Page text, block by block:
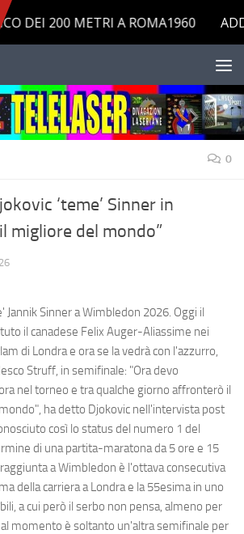
0
‘teme’ Sinner in
migliore del mondo”
Jannik Sinner a Wimbledon 2026. Oggi il
il canadese Felix Auger-Aliassime nei
di Londra e ora se la vedrà con l'azzurro,
Struff, in semifinale: "Ora devo
nel torneo e tra qualche giorno affronterò il
ha detto Djokovic nell'intervista post
così lo status del numero 1 del
di una partita-maratona da 5 ore e 15
a Wimbledon è l'ottava consecutiva
della carriera a Londra e la 55esima in uno
a cui però il serbo non pensa, almeno per
momento è soltanto un'altra semifinale per